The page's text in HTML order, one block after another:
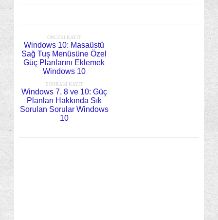
ÖNCEKI KAYIT
Windows 10: Masaüstü
Sağ Tuş Menüsüne Özel
Güç Planlarını Eklemek
Windows 10
SONRAKI KAYIT
Windows 7, 8 ve 10: Güç
Planları Hakkında Sık
Sorulan Sorular Windows
10